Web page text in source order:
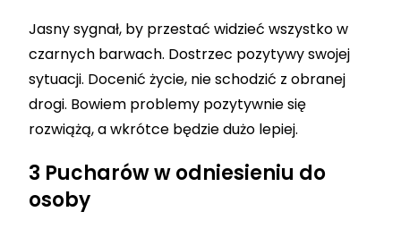
Jasny sygnał, by przestać widzieć wszystko w
czarnych barwach. Dostrzec pozytywy swojej
sytuacji. Docenić życie, nie schodzić z obranej
drogi. Bowiem problemy pozytywnie się
rozwiążą, a wkrótce będzie dużo lepiej.
3 Pucharów w odniesieniu do
osoby